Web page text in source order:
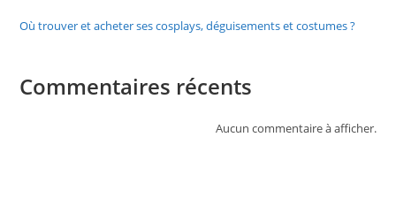
Où trouver et acheter ses cosplays, déguisements et costumes ?
Commentaires récents
Aucun commentaire à afficher.